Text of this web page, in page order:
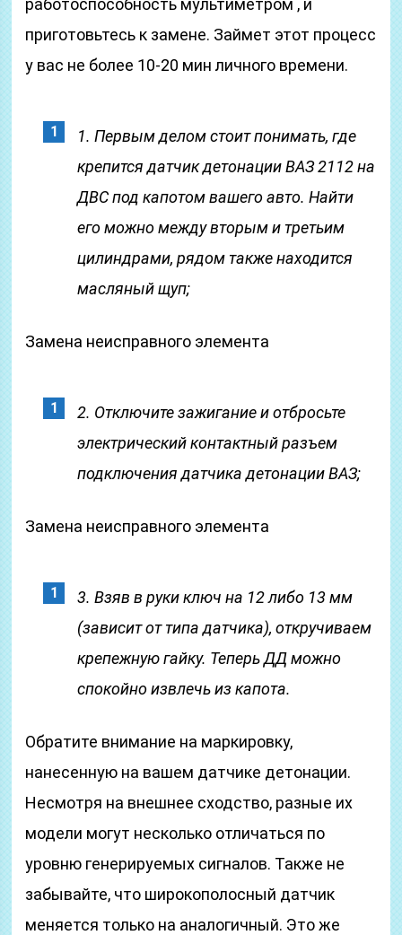
работоспособность мультиметром , и
приготовьтесь к замене. Займет этот процесс
у вас не более 10-20 мин личного времени.
1. Первым делом стоит понимать, где
крепится датчик детонации ВАЗ 2112 на
ДВС под капотом вашего авто. Найти
его можно между вторым и третьим
цилиндрами, рядом также находится
масляный щуп;
Замена неисправного элемента
2. Отключите зажигание и отбросьте
электрический контактный разъем
подключения датчика детонации ВАЗ;
Замена неисправного элемента
3. Взяв в руки ключ на 12 либо 13 мм
(зависит от типа датчика), откручиваем
крепежную гайку. Теперь ДД можно
спокойно извлечь из капота.
Обратите внимание на маркировку,
нанесенную на вашем датчике детонации.
Несмотря на внешнее сходство, разные их
модели могут несколько отличаться по
уровню генерируемых сигналов. Также не
забывайте, что широкополосный датчик
меняется только на аналогичный. Это же